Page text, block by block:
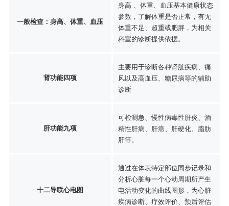
一般检查：身高、体重、血压
身高 、体重、血压基本健康状态
参数，了解体重是否正常，有无
体重不足、超重或肥胖，为相关
科室的诊断提供依据。
肾功能四项
主要用于诊断各种肾脏疾病、痛
风以及高血压、糖尿病等的辅助
诊断
肝功能九项
可检测急、慢性病毒性肝炎、酒
精性肝病、肝癌、肝硬化、脂肪
肝等。
十二导联心电图
通过在体表特定部位同步记录和
分析心脏每一个心动周期所产生
电活动变化的曲线图形，为心脏
疾病诊断、疗效评价、预后评估